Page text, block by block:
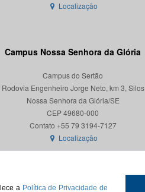
a Política de Privacidade de
Localização
Campus Nossa Senhora da Glória
Campus do Sertão
Rodovia Engenheiro Jorge Neto, km 3, Silos
Nossa Senhora da Glória/SE
CEP 49680-000
Contato +55 79 3194-7127
Localização